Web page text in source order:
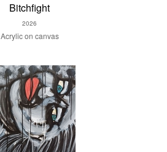
Bitchfight
2026
Acrylic on canvas